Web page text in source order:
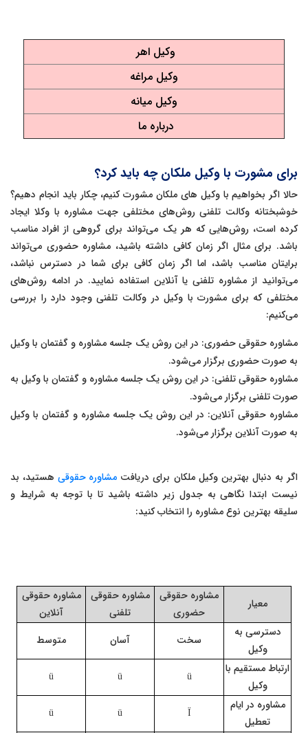
وکیل اهر
وکیل مراغه
وکیل میانه
درباره ما
برای مشورت با وکیل ملکان چه باید کرد؟
حالا اگر بخواهیم با وکیل های ملکان مشورت کنیم، چکار باید انجام دهیم؟
خوشبختانه وکالت تلفنی روش‌های مختلفی جهت مشاوره با وکلا ایجاد
کرده است، روش‌هایی که هر یک می‌تواند برای گروهی از افراد مناسب
باشد. برای مثال اگر زمان کافی داشته باشید، مشاوره حضوری می‌تواند
برایتان مناسب باشد، اما اگر زمان کافی برای شما در دسترس نباشد،
می‌توانید از مشاوره تلفنی یا آنلاین استفاده نمایید. در ادامه روش‌های
مختلفی که برای مشورت با وکیل در وکالت تلفنی وجود دارد را بررسی
می‌کنیم:
مشاوره حقوقی حضوری: در این روش یک جلسه مشاوره و گفتمان با وکیل
به صورت حضوری برگزار می‌شود.
مشاوره حقوقی تلفنی: در این روش یک جلسه مشاوره و گفتمان با وکیل به
صورت تلفنی برگزار می‌شود.
مشاوره حقوقی آنلاین: در این روش یک جلسه مشاوره و گفتمان با وکیل
به صورت آنلاین برگزار می‌شود.
اگر به دنبال بهترین وکیل ملکان برای دریافت مشاوره حقوقیهستید، بد
نیست ابتدا نگاهی به جدول زیر داشته باشید تا با توجه به شرایط و
سلیقه بهترین نوع مشاوره را انتخاب کنید:
معیار
مشاوره حقوقی
حضوری
مشاوره حقوقی
تلفنی
مشاوره حقوقی
آنلاین
دسترسی به
وکیل
سخت آسان
متوسط
ارتباط مستقیم با
وکیل
ü
ü
ü
مشاوره در ایام
تعطیل
Ï
ü
ü